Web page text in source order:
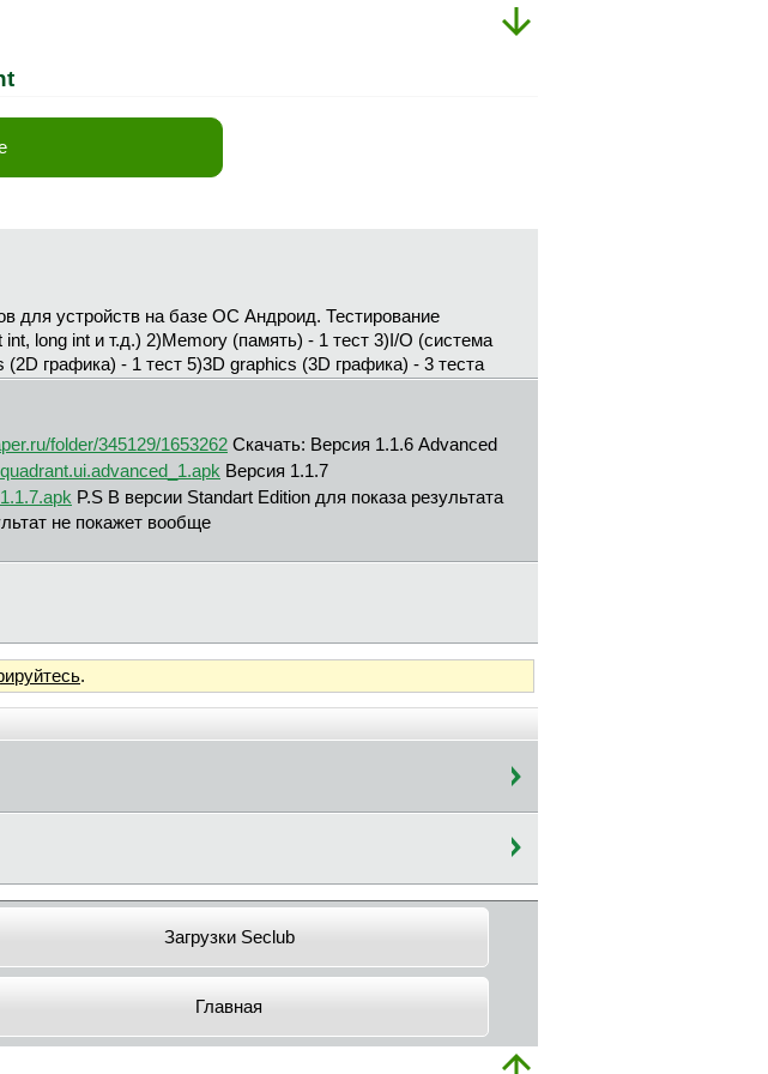
для устройств на базе ОС Андроид. Тестирование
long int и т.д.) 2)Memory (память) - 1 тест 3)I/O (система
графика) - 1 тест 5)3D graphics (3D графика) - 3 теста
folder/345129/1653262 Скачать: Версия 1.1.6 Advanced
Версия 1.1.7
P.S В версии Standart Edition для показа результата
не покажет вообще
.
Загрузки Seclub
Главная